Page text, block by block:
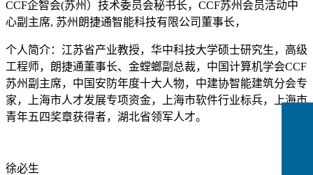
CCF企智会(苏州）技术委员会秘书长，CCF苏州会员活动中
心副主席, 苏州朗捷通智能科技有限公司董事长，
个人简介：江苏省产业教授，华中科技大学硕士研究生，高级
工程师，朗捷通董事长、金螳螂副总裁，中国计算机学会CCF
苏州副主席，中国安防年度十大人物，中建协智能建筑分会专
家，上海市人才发展专项资金，上海市软件行业标兵，上海市
青年五四奖章获得者，湖北省领军人才。
徐必生